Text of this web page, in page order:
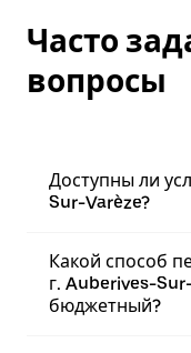
Часто
вопросы
Доступны ли
Sur-Varèze?
Какой способ
г. Auberives-
бюджетный?